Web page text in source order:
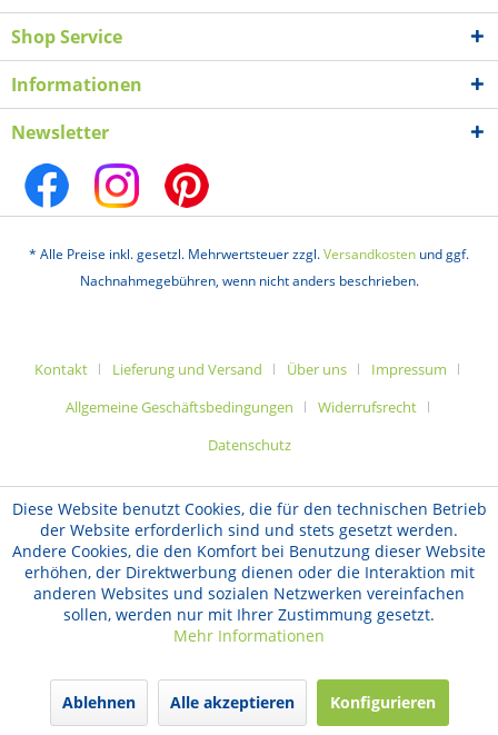
Shop Service
Informationen
Newsletter
* Alle Preise inkl. gesetzl. Mehrwertsteuer zzgl.Versandkosten und ggf.
Nachnahmegebühren, wenn nicht anders beschrieben.
Kontakt Lieferung und Versand Über uns
Impressum
Allgemeine Geschäftsbedingungen
Widerrufsrecht
Datenschutz
Diese Website benutzt Cookies, die für den technischen Betrieb
der Website erforderlich sind und stets gesetzt werden.
Andere Cookies, die den Komfort bei Benutzung dieser Website
erhöhen, der Direktwerbung dienen oder die Interaktion mit
anderen Websites und sozialen Netzwerken vereinfachen
sollen, werden nur mit Ihrer Zustimmung gesetzt.
Mehr Informationen
Ablehnen Alle akzeptieren Konfigurieren